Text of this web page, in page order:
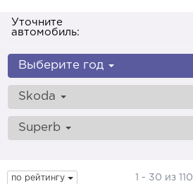
Уточните
автомобиль:
Выберите год
Skoda
Superb
по рейтингу 1 - 30 из 110